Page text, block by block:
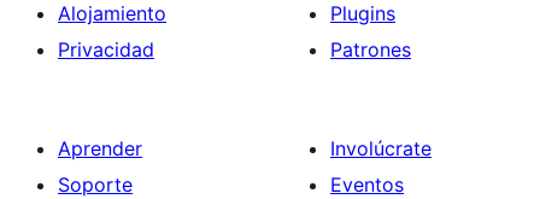
Alojamiento
Privacidad
Plugins
Patrones
Aprender
Soporte
Involúcrate
Eventos